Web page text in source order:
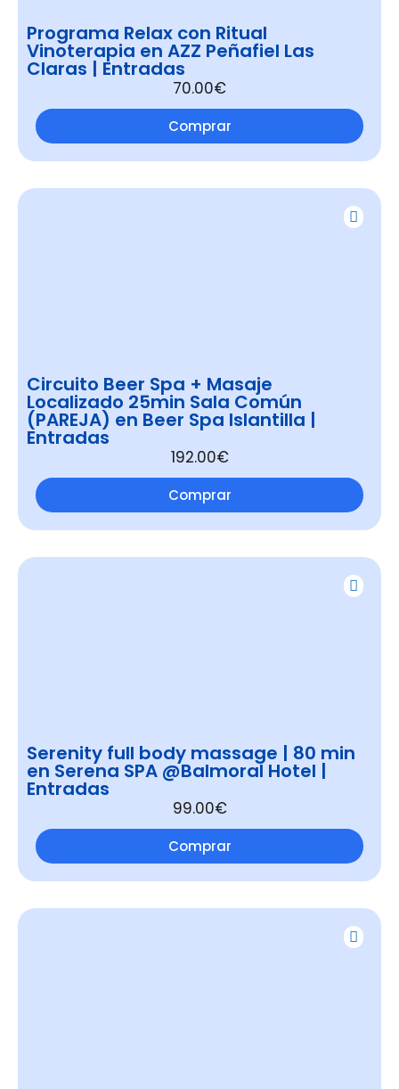
Programa Relax con Ritual
Vinoterapia en AZZ Peñafiel Las
Claras | Entradas
70.00€
Comprar
Circuito Beer Spa + Masaje
Localizado 25min Sala Común
(PAREJA) en Beer Spa Islantilla |
Entradas
192.00€
Comprar
Serenity full body massage | 80 min
en Serena SPA @Balmoral Hotel |
Entradas
99.00€
Comprar